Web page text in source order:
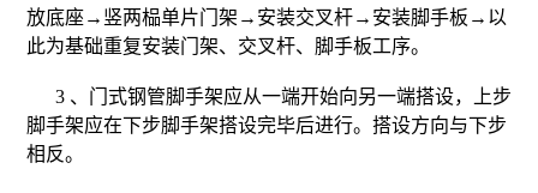
放底座→竖两榀单片门架→安装交叉杆→安装脚手板→以
此为基础重复安装门架、交叉杆、脚手板工序。
3 、门式钢管脚手架应从一端开始向另一端搭设，上步
脚手架应在下步脚手架搭设完毕后进行。搭设方向与下步
相反。